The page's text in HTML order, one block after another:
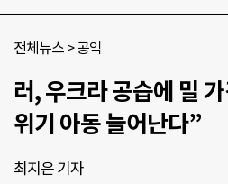
전체뉴스 >공익
러, 우크라 공습에 밀
위기 아동 늘어난다”
최지은 기자